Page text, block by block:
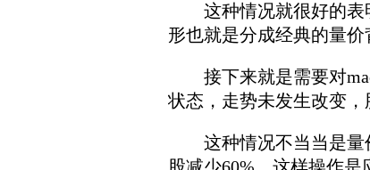
这种情况就很好的表
形也就是分成经典的量
接下来就是需要对
状态，走势未发生改变，
这种情况不当当是量